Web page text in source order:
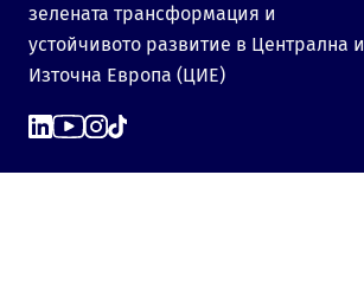
зелената трансформация и
устойчивото развитие в Централна и
Източна Европа (ЦИЕ)